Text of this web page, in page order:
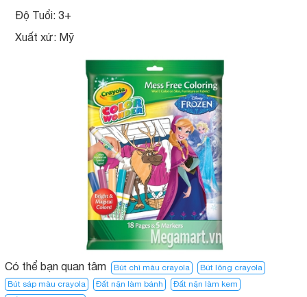
Độ Tuổi: 3+
Xuất xứ: Mỹ
Có thể bạn quan tâm Bút chì màu crayola
Bút lông crayola
Bút sáp màu crayola
Đất nặn làm bánh
Đất nặn làm kem